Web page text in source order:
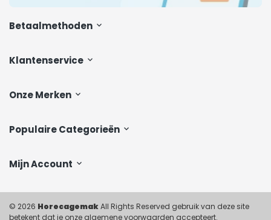
Klantenservice
Onze Merken
Populaire Categorieën
Mijn Account
Betaalmethoden
© 2026 HorecagemakAll Rights Reserved gebruik van deze site
betekent dat je onze algemene voorwaarden accepteert.